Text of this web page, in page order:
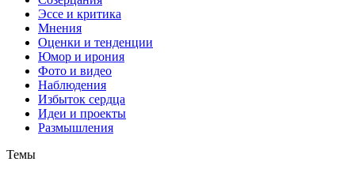
Эссе и критика
Мнения
Оценки и тенденции
Юмор и ирония
Фото и видео
Наблюдения
Избыток сердца
Идеи и проекты
Размышления
Темы